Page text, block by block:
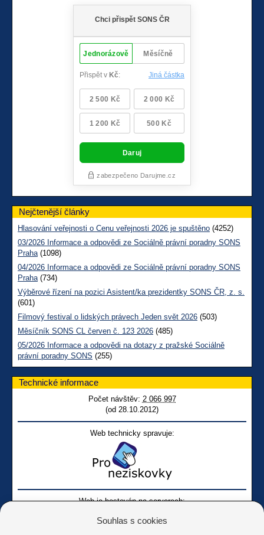
Nejčtenější články
Hlasování veřejnosti o Cenu veřejnosti 2026 je spuštěno (4252)
03/2026 Informace a odpovědi ze Sociálně právní poradny SONS
Praha(1098)
04/2026 Informace a odpovědi ze Sociálně právní poradny SONS
Praha(734)
Výběrové řízení na pozici Asistent/ka prezidentky SONS ČR, z. s.
(601)
Filmový festival o lidských právech Jeden svět 2026 (503)
Měsíčník SONS CL červen č. 123 2026 (485)
05/2026 Informace a odpovědi na dotazy z pražské Sociálně
právní poradny SONS (255)
Technické informace
Počet návštěv: 2 066 997
(od 28.10.2012)
Web technicky spravuje:
Web je hostován na serverech:
Souhlas s cookies